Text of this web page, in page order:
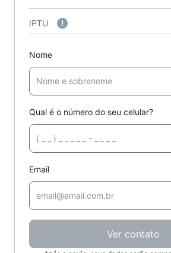
IPTU
Nome
Qual é o número do seu celular?
Email
Ver contato